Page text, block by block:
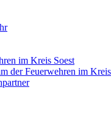
im Kreis Soest
der Feuerwehren im